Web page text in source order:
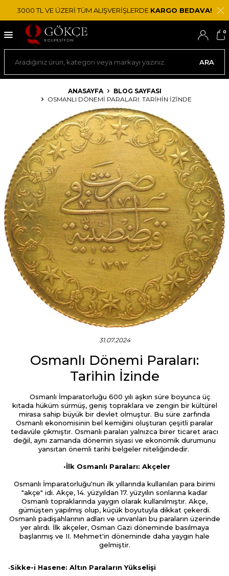
3000 TL VE ÜZERİ TÜM ALIŞVERİŞLERDE KARGO BEDAVA!
ARA
0
ANASAYFA
BLOG SAYFASI
OSMANLI DÖNEMI PARALARI: TARIHIN İZINDE
31.07.2024
Osmanlı Dönemi Paraları:
Tarihin İzinde
Osmanlı İmparatorluğu 600 yılı aşkın süre boyunca üç
kıtada hüküm sürmüş, geniş topraklara ve zengin bir kültürel
mirasa sahip büyük bir devlet olmuştur. Bu süre zarfında
Osmanlı ekonomisinin bel kemiğini oluşturan çeşitli paralar
tedavüle çıkmıştır. Osmanlı paraları yalnızca birer ticaret aracı
değil, aynı zamanda dönemin siyasi ve ekonomik durumunu
yansıtan önemli tarihi belgeler niteliğindedir.
•İlk Osmanlı Paraları: Akçeler
Osmanlı İmparatorluğu'nun ilk yıllarında kullanılan para birimi
"akçe" idi. Akçe, 14. yüzyıldan 17. yüzyılın sonlarına kadar
Osmanlı topraklarında yaygın olarak kullanılmıştır. Akçe,
gümüşten yapılmış olup, küçük boyutuyla dikkat çekerdi.
Osmanlı padişahlarının adları ve unvanları bu paraların üzerinde
yer alırdı. İlk akçeler, Osman Gazi döneminde basılmaya
başlanmış ve II. Mehmet'in döneminde daha yaygın hale
gelmiştir.
•Sikke-i Hasene: Altın Paraların Yükselişi